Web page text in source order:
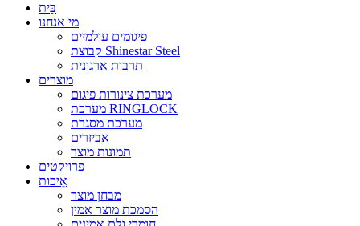
בַּיִת
מי אנחנו
פיגומים עולמיים
קבוצת Shinestar Steel
תרבות ארגונית
מוצרים
מערכת צינורות פיגום
מערכת RINGLOCK
מערכת מסגרת
אביזרים
תמונות מוצר
פרויקטים
אֵיכוּת
מבחן מוצר
הסמכת מוצר אמין